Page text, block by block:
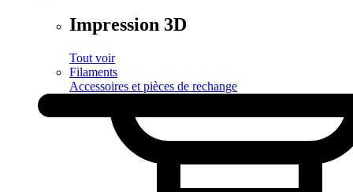
Impression 3D
Tout voir
Filaments
Accessoires et pièces de rechange